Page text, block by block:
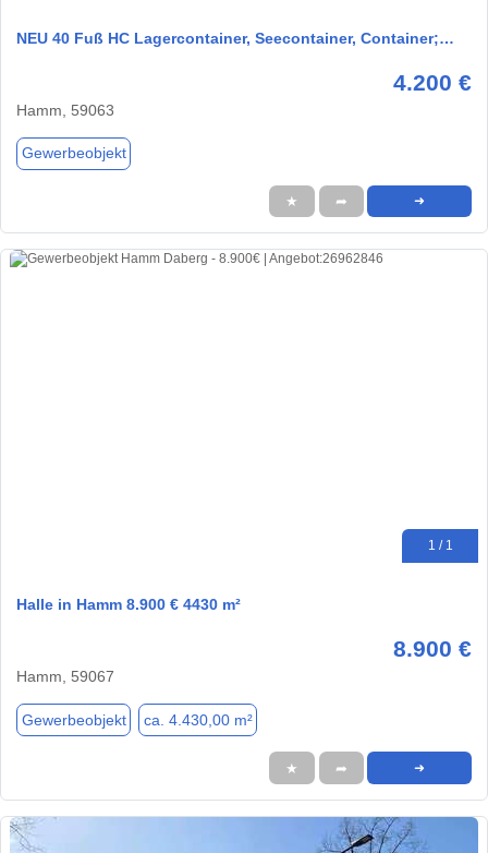
NEU 40 Fuß HC Lagercontainer, Seecontainer, Container;…
4.200 €
Hamm, 59063
Gewerbeobjekt
★ ➦ ➜
1 / 1
Halle in Hamm 8.900 € 4430 m²
8.900 €
Hamm, 59067
Gewerbeobjekt ca. 4.430,00 m²
★ ➦ ➜